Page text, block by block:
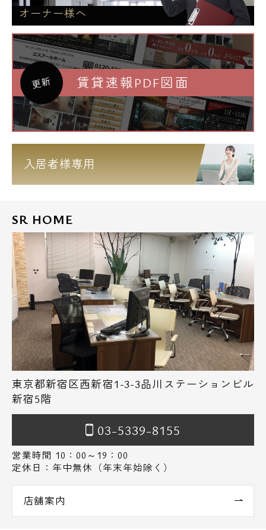
オーナー様へ
更新 賃貸速報PDF図面
入居者様専用
SR HOME
東京都新宿区西新宿1-3-3品川ステーションビル
新宿5階
03-5339-8155
営業時間 10：00～19：00
定休日：年中無休（年末年始除く）
店舗案内